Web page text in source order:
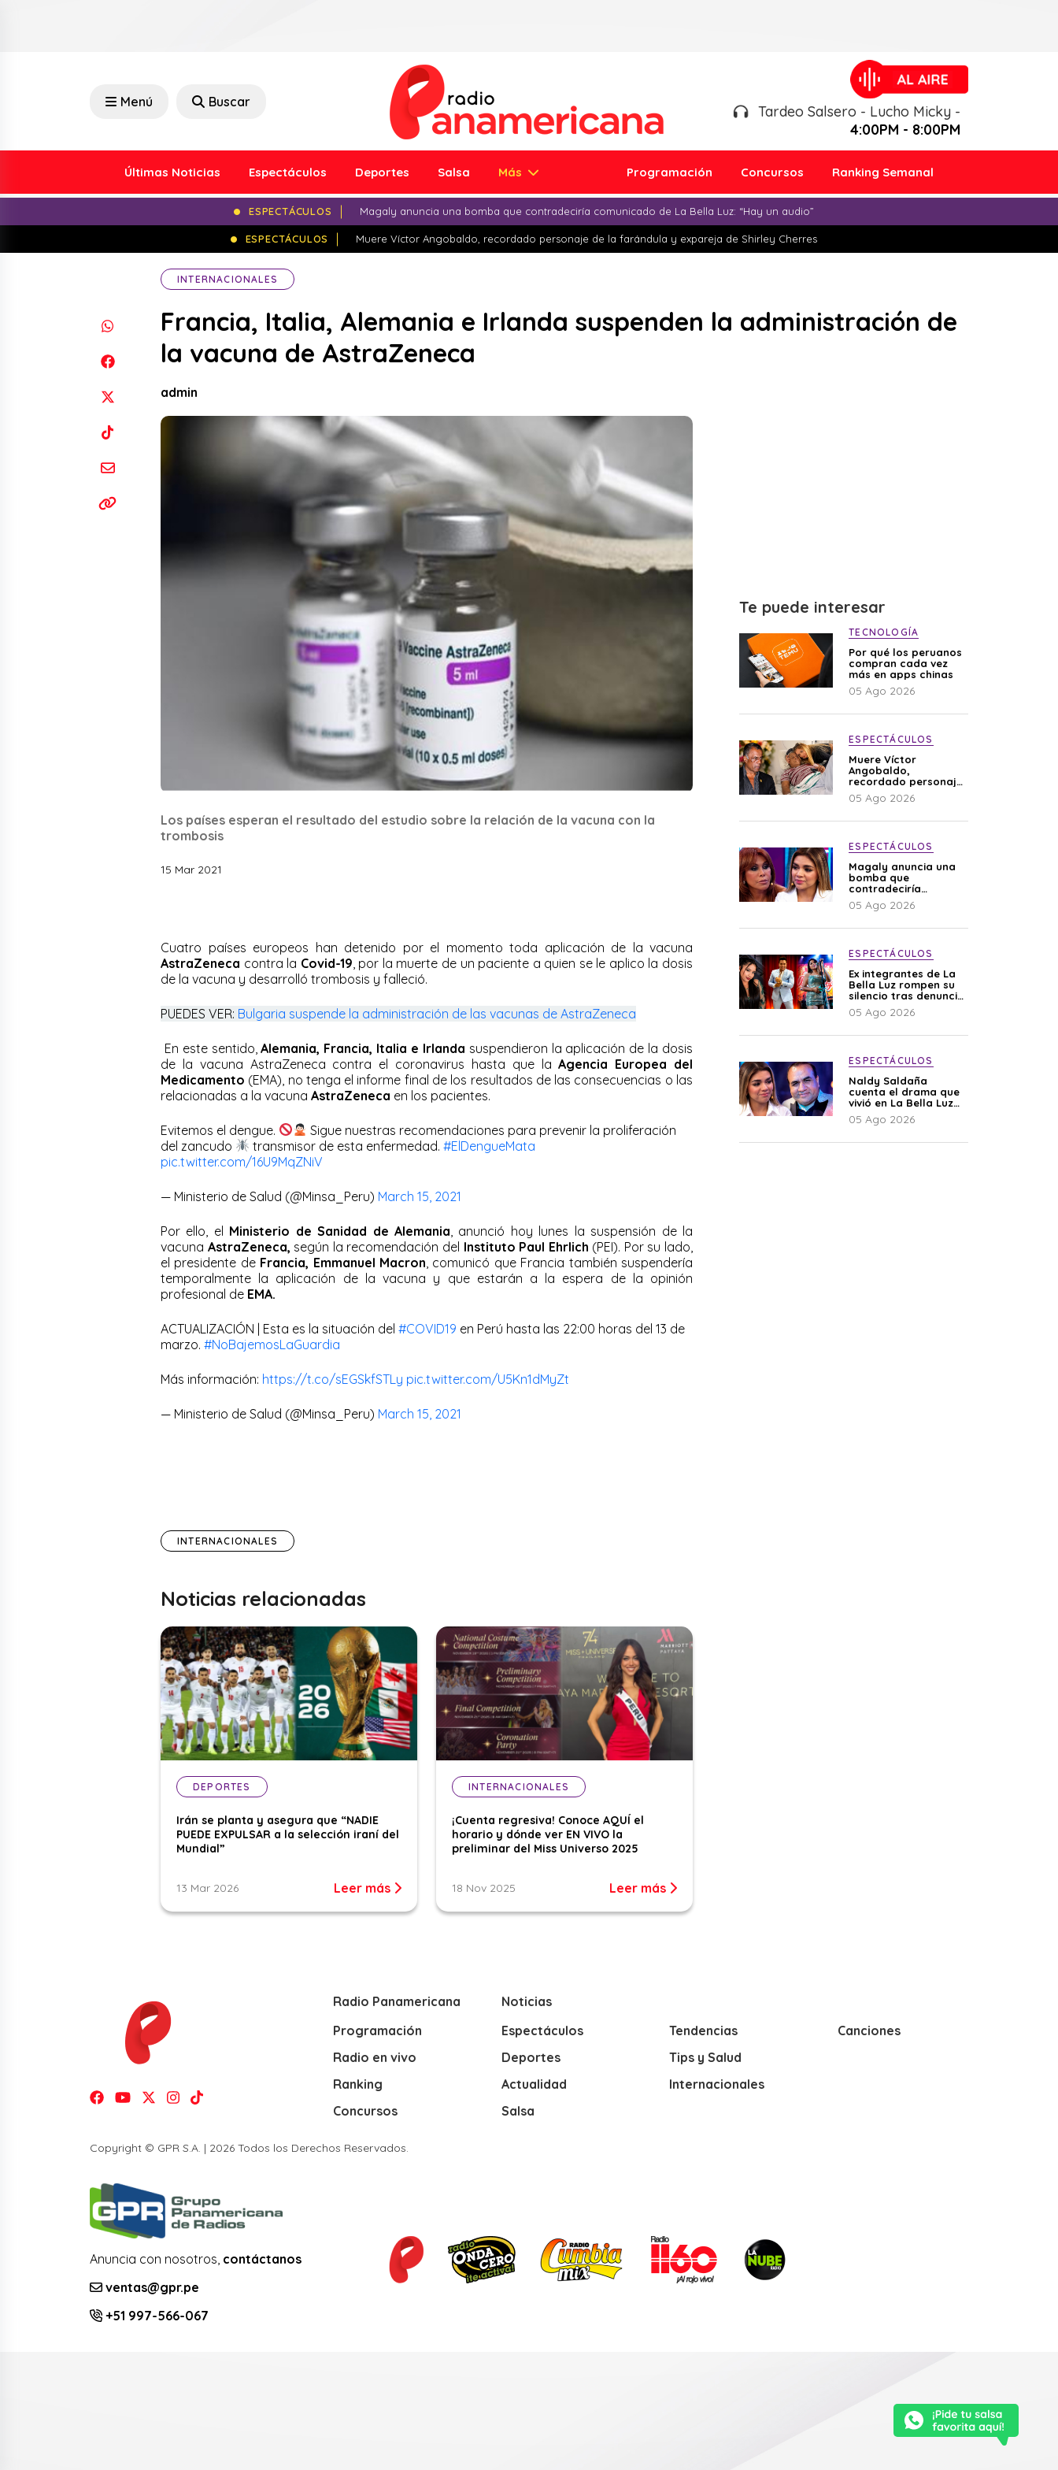
Menú Buscar
Tardeo Salsero - Lucho Micky -
4:00PM - 8:00PM
Últimas Noticias Espectáculos Deportes Salsa Más Programación Concursos Ranking Semanal
ESPECTÁCULOS Magaly anuncia una bomba que contradeciría comunicado de La Bella Luz: “Hay un audio”
ESPECTÁCULOS Muere Víctor Angobaldo, recordado personaje de la farándula y expareja de Shirley Cherres
INTERNACIONALES
Francia, Italia, Alemania e Irlanda suspenden la administración de
la vacuna de AstraZeneca
admin
Los países esperan el resultado del estudio sobre la relación de la vacuna con la
trombosis
15 Mar 2021
Cuatro países europeos han detenido por el momento toda aplicación de la vacuna
AstraZeneca contra la Covid-19 , por la muerte de un paciente a quien se le aplico la dosis
de la vacuna y desarrolló trombosis y falleció.
PUEDES VER: Bulgaria suspende la administración de las vacunas de AstraZeneca
En este sentido,Alemania, Francia, Italia e Irlanda suspendieron la aplicación de la dosis
de la vacuna AstraZeneca contra el coronavirus hasta que laAgencia Europea del
Medicamento (EMA), no tenga el informe final de los resultados de las consecuencias o las
relacionadas a la vacuna AstraZeneca en los pacientes.
Evitemos el dengue.
Sigue nuestras recomendaciones para prevenir la proliferación
del zancudo
transmisor de esta enfermedad.#ElDengueMata
pic.twitter.com/16U9MqZNiV
— Ministerio de Salud (@Minsa_Peru) March 15, 2021
Por ello, el Ministerio de Sanidad de Alemania , anunció hoy lunes la suspensión de la
vacuna AstraZeneca, según la recomendación del Instituto Paul Ehrlich (PEI). Por su lado,
el presidente de Francia, Emmanuel Macron , comunicó que Francia también suspendería
temporalmente la aplicación de la vacuna y que estarán a la espera de la opinión
profesional de EMA.
ACTUALIZACIÓN | Esta es la situación del #COVID19 en Perú hasta las 22:00 horas del 13 de
marzo. #NoBajemosLaGuardia
Más información: https://t.co/sEGSkfSTLy pic.twitter.com/U5Kn1dMyZt
— Ministerio de Salud (@Minsa_Peru) March 15, 2021
INTERNACIONALES
Noticias relacionadas
DEPORTES
Irán se planta y asegura que “NADIE
PUEDE EXPULSAR a la selección iraní del
Mundial”
13 Mar 2026 Leer más
INTERNACIONALES
¡Cuenta regresiva! Conoce AQUÍ el
horario y dónde ver EN VIVO la
preliminar del Miss Universo 2025
18 Nov 2025 Leer más
Te puede interesar
TECNOLOGÍA
Por qué los peruanos
compran cada vez
más en apps chinas
05 Ago 2026
ESPECTÁCULOS
Muere Víctor
Angobaldo,
recordado personaje
de la farándula y
expareja de Shirley
05 Ago 2026
ESPECTÁCULOS
Magaly anuncia una
bomba que
contradeciría
comunicado de La
Bella Luz: “Hay un
05 Ago 2026
ESPECTÁCULOS
Ex integrantes de La
Bella Luz rompen su
silencio tras denuncia
de Naldy: “Todo el
mundo lo sabía”
05 Ago 2026
ESPECTÁCULOS
Naldy Saldaña
cuenta el drama que
vivió en La Bella Luz
tras denuncia al
director musical: “No
05 Ago 2026
Radio Panamericana
Programación
Radio en vivo
Ranking
Concursos
Noticias
Espectáculos
Deportes
Actualidad
Salsa
Tendencias
Tips y Salud
Internacionales
Canciones
Copyright © GPR S.A. | 2026 Todos los Derechos Reservados.
Anuncia con nosotros, contáctanos
ventas@gpr.pe
+51 997-566-067